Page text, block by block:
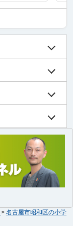
> 名古屋市昭和区の小学